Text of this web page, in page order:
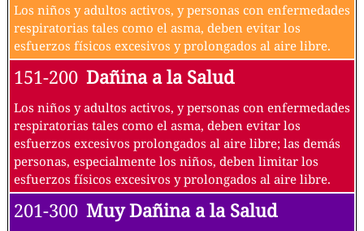
Los niños y adultos activos, y personas con enfermedades
respiratorias tales como el asma, deben evitar los
esfuerzos físicos excesivos y prolongados al aire libre.
151-200 Dañina a la Salud
Los niños y adultos activos, y personas con enfermedades
respiratorias tales como el asma, deben evitar los
esfuerzos excesivos prolongados al aire libre; las demás
personas, especialmente los niños, deben limitar los
esfuerzos físicos excesivos y prolongados al aire libre.
201-300 Muy Dañina a la Salud